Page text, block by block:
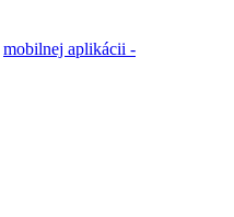
mobilnej aplikácii -